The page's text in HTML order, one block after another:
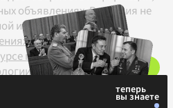
объявлениях. Редакция не
информации.
применяются
в соответствии с